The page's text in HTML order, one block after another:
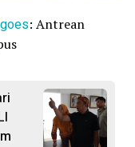
: Antrean